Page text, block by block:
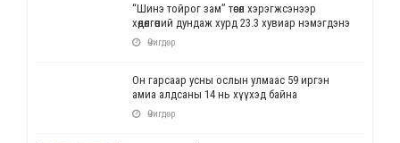
“Шинэ тойрог зам” төсөл хэрэгжсэнээр
хөдөлгөөний дундаж хурд 23.3 хувиар нэмэгдэнэ
Өчигдөр
Он гарсаар усны ослын улмаас 59 иргэн
амиа алдсаны 14 нь хүүхэд байна
Өчигдөр